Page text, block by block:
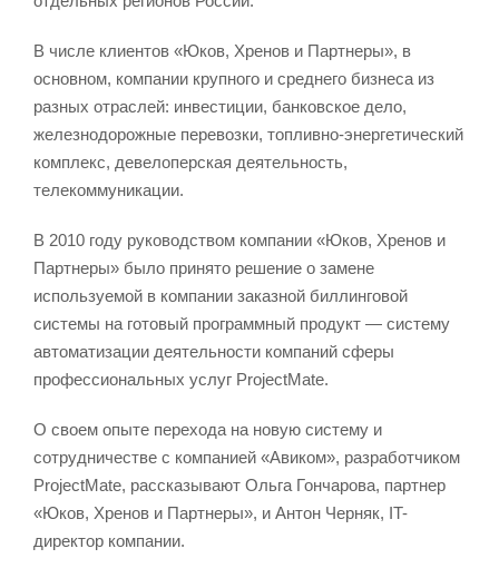
В числе клиентов «Юков, Хренов и Партнеры», в
основном, компании крупного и среднего бизнеса из
разных отраслей: инвестиции, банковское дело,
железнодорожные перевозки, топливно-энергетический
комплекс, девелоперская деятельность,
телекоммуникации.
В 2010 году руководством компании «Юков, Хренов и
Партнеры» было принято решение о замене
используемой в компании заказной биллинговой
системы на готовый программный продукт — систему
автоматизации деятельности компаний сферы
профессиональных услуг ProjectMate.
О своем опыте перехода на новую систему и
сотрудничестве с компанией «Авиком», разработчиком
ProjectMate, рассказывают Ольга Гончарова, партнер
«Юков, Хренов и Партнеры», и Антон Черняк, IT-
директор компании.